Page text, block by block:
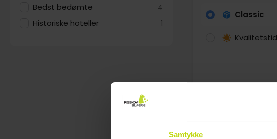
Samtykke
Bedst bedømte 4
Historiske hoteller 1
Classic
Kvalitetstid
Aug pp1149,-